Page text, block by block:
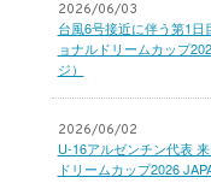
2026/06/03
台風6号接近に伴う第1
ョナルドリームカップ
ジ）
2026/06/02
U-16アルゼンチン代表
ドリームカップ2026